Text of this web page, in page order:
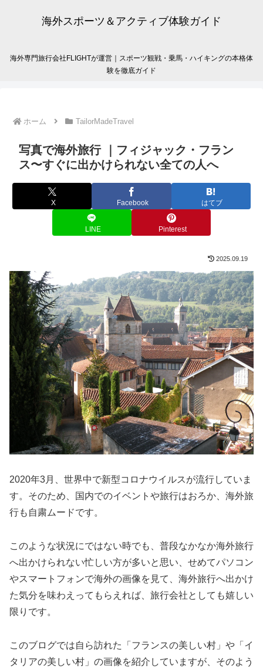
海外スポーツ＆アクティブ体験ガイド
海外専門旅行会社FLIGHTが運営｜スポーツ観戦・乗馬・ハイキングの本格体
験を徹底ガイド
ホーム TailorMadeTravel
写真で海外旅行 ｜フィジャック・フラン
ス〜すぐに出かけられない全ての人へ
X Facebook はてブ
LINE Pinterest
2025.09.19
2020年3月、世界中で新型コロナウイルスが流行していま
す。そのため、国内でのイベントや旅行はおろか、海外旅
行も自粛ムードです。
このような状況にではない時でも、普段なかなか海外旅行
へ出かけられない忙しい方が多いと思い、せめてパソコン
やスマートフォンで海外の画像を見て、海外旅行へ出かけ
た気分を味わえってもらえれば、旅行会社としても嬉しい
限りです。
このブログでは自ら訪れた「フランスの美しい村」や「イ
タリアの美しい村」の画像を紹介していますが、そのよう